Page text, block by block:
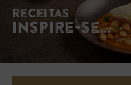
Receitas
Inspire-se…